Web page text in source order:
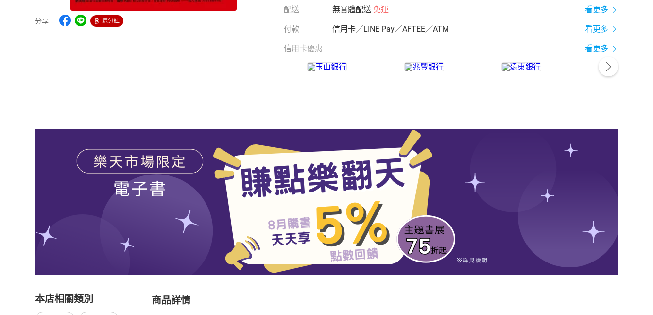
分享： 賺分紅
配送 無實體配送 免運 看更多
付款 信用卡／LINE Pay／AFTEE／ATM 看更多
信用卡優惠 看更多
本店相關類別 商品詳情